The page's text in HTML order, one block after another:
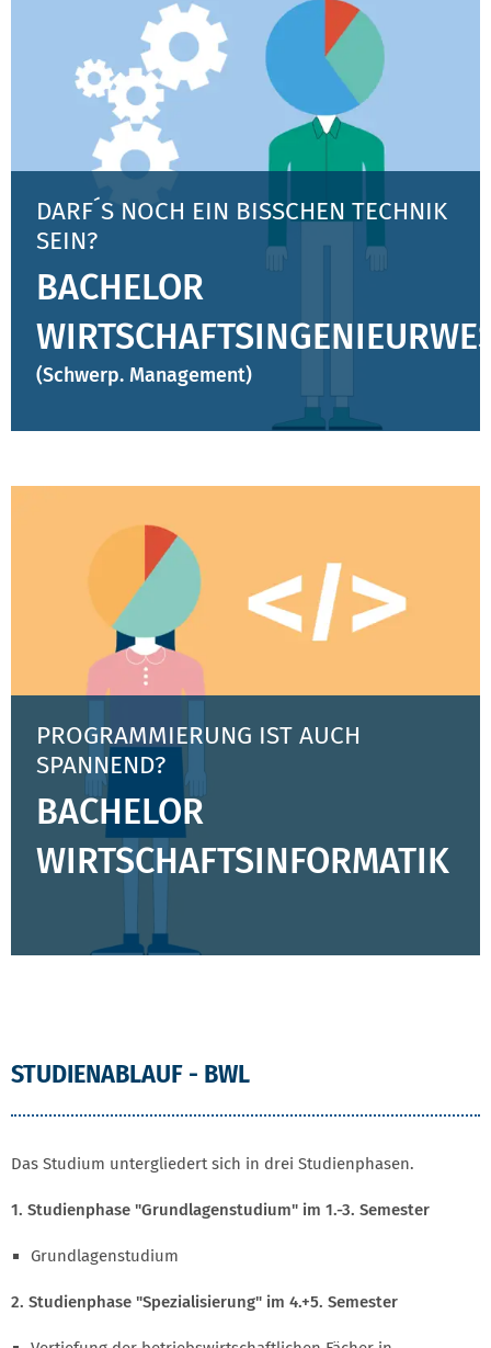
DARF´S NOCH EIN BISSCHEN TECHNIK
SEIN?
BACHELOR
(Schwerp. Management)
PROGRAMMIERUNG IST AUCH
SPANNEND?
BACHELOR
WIRTSCHAFTSINFORMATIK
STUDIENABLAUF - BWL
Das Studium untergliedert sich in drei Studienphasen.
1. Studienphase "Grundlagenstudium" im 1.-3. Semester
Grundlagenstudium
2. Studienphase "Spezialisierung" im 4.+5. Semester